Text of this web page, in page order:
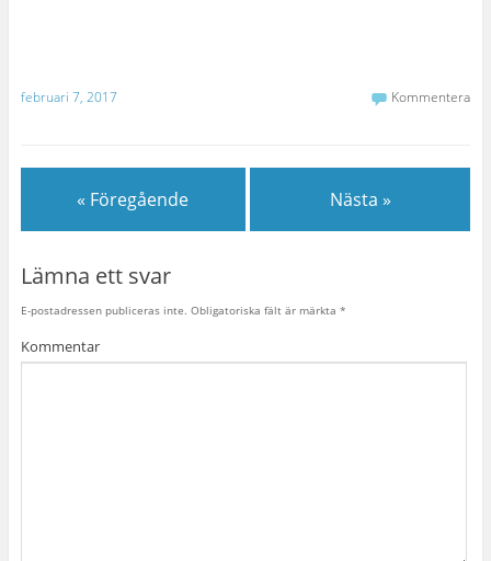
februari 7, 2017 Kommentera
« Föregående Nästa »
Lämna ett svar
E-postadressen publiceras inte. Obligatoriska fält är märkta *
Kommentar